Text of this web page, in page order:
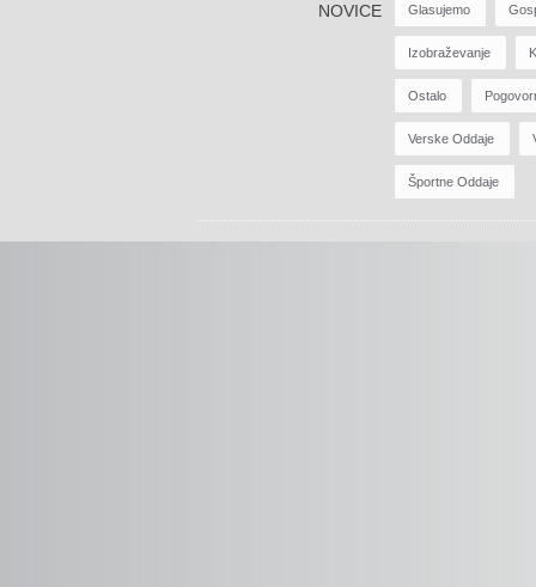
NOVICE Glasujemo
Izobraževanje
Ostalo
Verske Oddaje
Športne Oddaje